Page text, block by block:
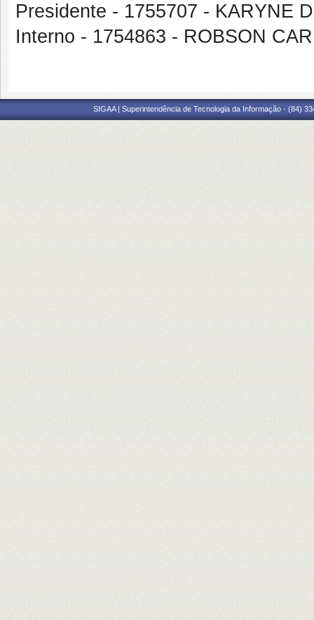
Presidente - 1755707 - KARYNE
Interno - 1754863 - ROBSON
SIGAA | Superintendência de Tecnologia da Informação - (84)